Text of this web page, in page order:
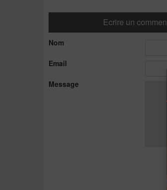
Ecrire un
Nom
Email
Message